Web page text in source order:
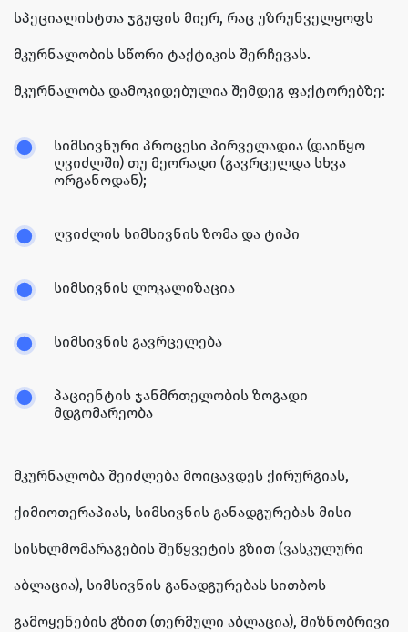
სპეციალისტთა ჯგუფის მიერ, რაც უზრუნველყოფს
მკურნალობის სწორი ტაქტიკის შერჩევას.
მკურნალობა დამოკიდებულია შემდეგ ფაქტორებზე:
სიმსივნური პროცესი პირველადია (დაიწყო
ღვიძლში) თუ მეორადი (გავრცელდა სხვა
ორგანოდან);
ღვიძლის სიმსივნის ზომა და ტიპი
სიმსივნის ლოკალიზაცია
სიმსივნის გავრცელება
პაციენტის ჯანმრთელობის ზოგადი
მდგომარეობა
მკურნალობა შეიძლება მოიცავდეს ქირურგიას,
ქიმიოთერაპიას, სიმსივნის განადგურებას მისი
სისხლმომარაგების შეწყვეტის გზით (ვასკულური
აბლაცია), სიმსივნის განადგურებას სითბოს
გამოყენების გზით (თერმული აბლაცია), მიზნობრივი